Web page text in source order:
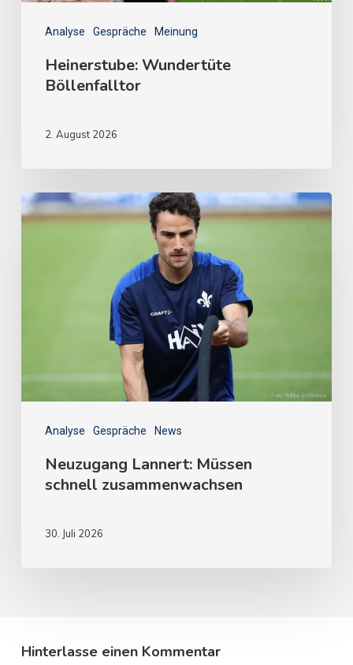
Analyse Gespräche Meinung
Heinerstube: Wundertüte
Böllenfalltor
2. August 2026
Analyse Gespräche News
Neuzugang Lannert: Müssen
schnell zusammenwachsen
30. Juli 2026
Hinterlasse einen Kommentar